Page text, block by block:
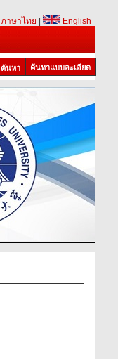
ภาษาไทย
English
ค้นหาแบบละเอียด